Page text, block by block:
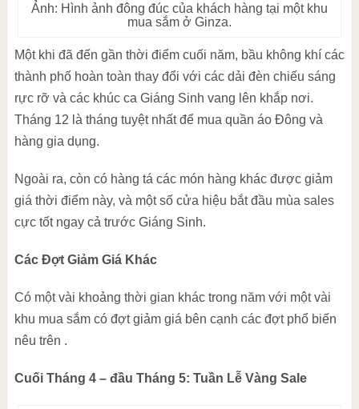
Ảnh: Hình ảnh đông đúc của khách hàng tại một khu
mua sắm ở Ginza.
Một khi đã đến gần thời điểm cuối năm, bầu không khí các
thành phố hoàn toàn thay đổi với các dải đèn chiếu sáng
rực rỡ và các khúc ca Giáng Sinh vang lên khắp nơi.
Tháng 12 là tháng tuyệt nhất để mua quần áo Đông và
hàng gia dụng.
Ngoài ra, còn có hàng tá các món hàng khác được giảm
giá thời điểm này, và một số cửa hiệu bắt đầu mùa sales
cực tốt ngay cả trước Giáng Sinh.
Các Đợt Giảm Giá Khác
Có một vài khoảng thời gian khác trong năm với một vài
khu mua sắm có đợt giảm giá bên cạnh các đợt phổ biến
nêu trên .
Cuối Tháng 4 – đầu Tháng 5: Tuần Lễ Vàng Sale